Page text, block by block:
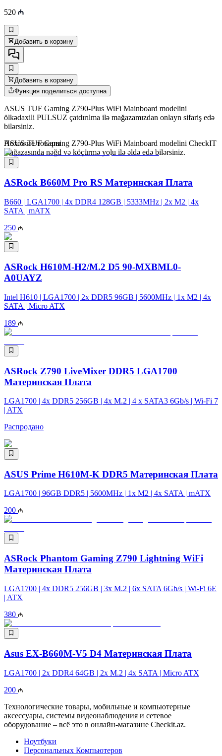
520
Добавить в корзину
Добавить в корзину
Функция поделиться доступна
ASUS TUF Gaming Z790-Plus WiFi Mainboard modelini
ölkədaxili PULSUZ çatdırılma ilə mağazamızdan onlayn sifariş edə
bilərsiniz.
ASUS TUF Gaming Z790-Plus WiFi Mainboard modelini CheckIT
mağazasında nəğd və köçürmə yolu ilə əldə edə bilərsiniz.
Похожие товары
ASRock B660M Pro RS Материнская Плата
B660 | LGA1700 | 4x DDR4 128GB | 5333MHz | 2x M2 | 4x
SATA | mATX
250
ASRock H610M-H2/M.2 D5 90-MXBML0-
A0UAYZ
Intel H610 | LGA1700 | 2x DDR5 96GB | 5600MHz | 1x M2 | 4x
SATA | Micro ATX
189
ASRock Z790 LiveMixer DDR5 LGA1700
Материнская Плата
LGA1700 | 4x DDR5 256GB | 4x M.2 | 4 x SATA3 6Gb/s | Wi-Fi 7
| ATX
Распродано
ASUS Prime H610M-K DDR5 Материнская Плата
LGA1700 | 96GB DDR5 | 5600MHz | 1x M2 | 4x SATA | mATX
200
ASRock Phantom Gaming Z790 Lightning WiFi
Материнская Плата
LGA1700 | 4x DDR5 256GB | 3x M.2 | 6x SATA 6Gb/s | Wi-Fi 6E
| ATX
380
Asus EX-B660M-V5 D4 Материнская Плата
LGA1700​​​​​​​ | 2x DDR4 64GB | 2x M.2 | 4x SATA | Micro ATX
200
Технологические товары, мобильные и компьютерные
аксессуары, системы видеонаблюдения и сетевое
оборудование – всё это в онлайн-магазине Checkit.az.
Ноутбуки
Персональных Компьютеров